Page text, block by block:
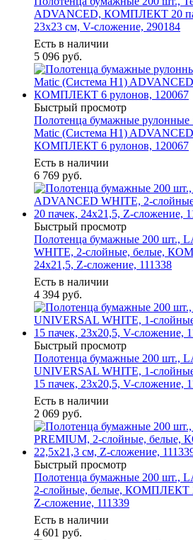
ADVANCED, КОМПЛЕКТ 20
23х23 см, V-сложение, 290184
Есть в наличии
5 096 руб.
Быстрый просмотр
Полотенца бумажные рулонные
Matic (Система H1)
КОМПЛЕКТ 6 рулонов, 120067
Есть в наличии
6 769 руб.
Быстрый просмотр
Полотенца бумажные 200 шт.,
WHITE, 2-слойные, белые,
24х21,5, Z-сложение, 111338
Есть в наличии
4 394 руб.
Быстрый просмотр
Полотенца бумажные 200 шт.,
UNIVERSAL WHITE, 1-
15 пачек, 23x20,5, V-сложение,
Есть в наличии
2 069 руб.
Быстрый просмотр
Полотенца бумажные 200 шт.,
2-слойные, белые, КОМПЛЕКТ
Z-сложение, 111339
Есть в наличии
4 601 руб.